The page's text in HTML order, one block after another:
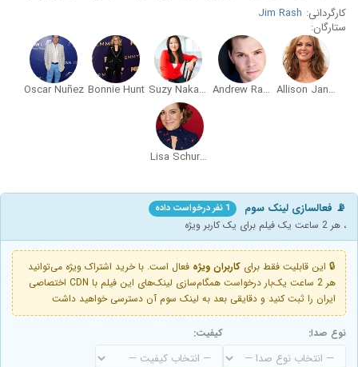
کارگردانی: Jim Rash
ستارگان:
Allison Janney
Andrew Rannells
Suzy Nakamura
Bonnie Hunt
Oscar Nuñez
Lisa Schurga
📡 فعالسازی لینک سوم 1 نفر درخواست داده
، هر 2 ساعت یک فیلم برای یک کاربر ویژه
🔒 این قابلیت فقط برای کاربران ویژه فعال است. با خرید اشتراک ویژه می‌توانید
هر 2 ساعت یک‌بار درخواست همگام‌سازی لینک‌های این فیلم با CDN اختصاصی
ایران را ثبت کنید و دقایقی بعد به لینک سوم آن دسترسی خواهید داشت
نوع صدا: کیفیت: